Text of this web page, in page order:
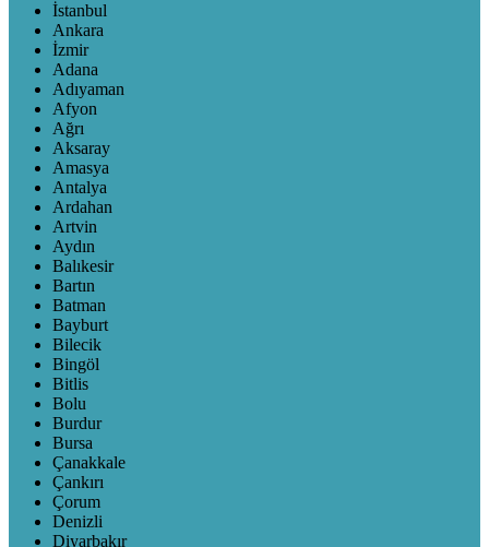
İstanbul
Ankara
İzmir
Adana
Adıyaman
Afyon
Ağrı
Aksaray
Amasya
Antalya
Ardahan
Artvin
Aydın
Balıkesir
Bartın
Batman
Bayburt
Bilecik
Bingöl
Bitlis
Bolu
Burdur
Bursa
Çanakkale
Çankırı
Çorum
Denizli
Diyarbakır